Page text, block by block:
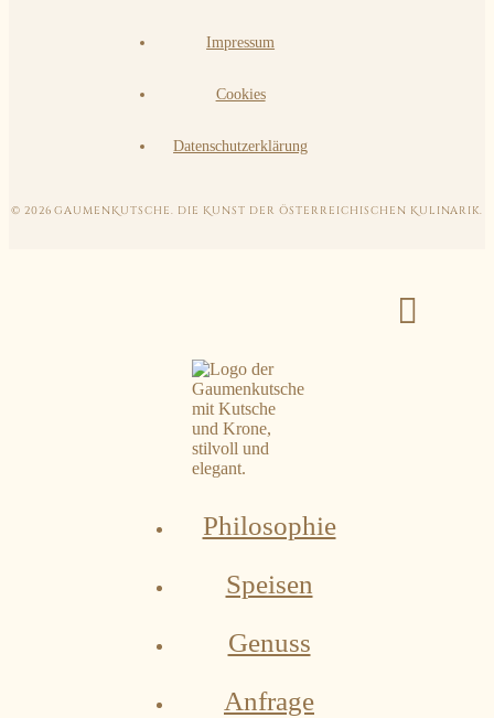
Impressum
Cookies
Datenschutzerklärung
© 2026 GAUMENKUTSCHE. DIE KUNST DER ÖSTERREICHISCHEN KULINARIK.
Philosophie
Speisen
Genuss
Anfrage